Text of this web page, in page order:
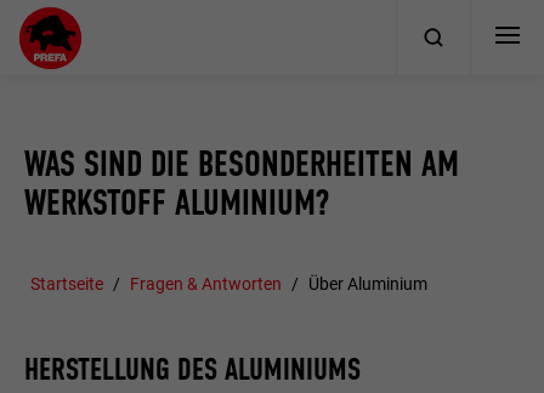
WAS SIND DIE BESONDERHEITEN AM
WERKSTOFF ALUMINIUM?
Startseite Fragen & Antworten Über Aluminium
HERSTELLUNG DES ALUMINIUMS